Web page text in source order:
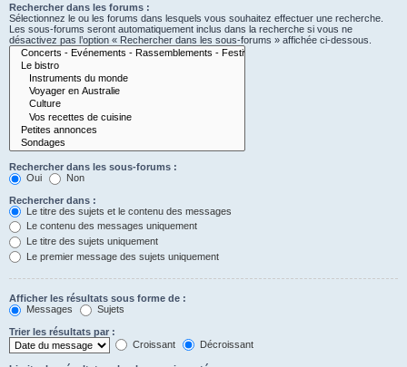
Rechercher dans les forums :
Sélectionnez le ou les forums dans lesquels vous souhaitez effectuer une recherche.
Les sous-forums seront automatiquement inclus dans la recherche si vous ne
désactivez pas l’option « Rechercher dans les sous-forums » affichée ci-dessous.
Rechercher dans les sous-forums :
Oui
Non
Rechercher dans :
Le titre des sujets et le contenu des messages
Le contenu des messages uniquement
Le titre des sujets uniquement
Le premier message des sujets uniquement
Afficher les résultats sous forme de :
Messages
Sujets
Trier les résultats par :
Croissant
Décroissant